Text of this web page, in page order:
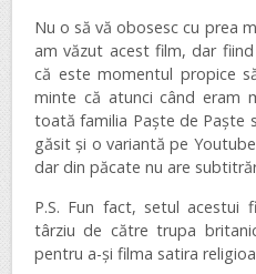
Nu o să vă obosesc cu prea
am văzut acest film, dar
că este momentul propice
minte că atunci când eram
toată familia Paște de Paște
găsit și o variantă pe
dar din păcate nu are
P.S. Fun fact, setul
târziu de către trupa
pentru a-și filma satira